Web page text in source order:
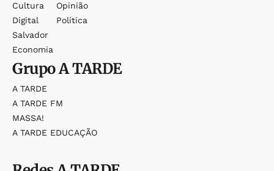
Cultura
Digital
Salvador
Economia
Opinião
Política
GrupoA TARDE
A TARDE
A TARDE FM
MASSA!
A TARDE EDUCAÇÃO